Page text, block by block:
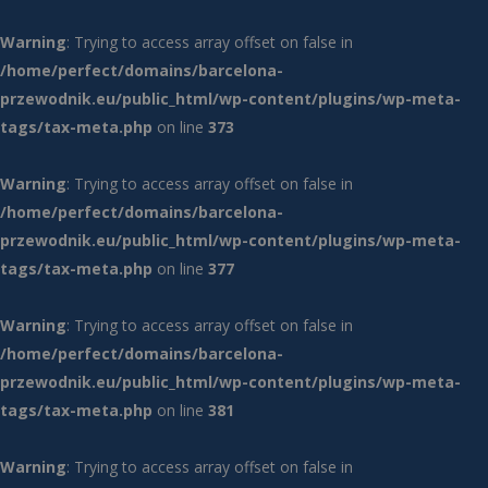
Warning: Trying to access array offset on false in
/home/perfect/domains/barcelona-
przewodnik.eu/public_html/wp-content/plugins/wp-meta-
tags/tax-meta.php on line 373
Warning: Trying to access array offset on false in
/home/perfect/domains/barcelona-
przewodnik.eu/public_html/wp-content/plugins/wp-meta-
tags/tax-meta.php on line 377
Warning: Trying to access array offset on false in
/home/perfect/domains/barcelona-
przewodnik.eu/public_html/wp-content/plugins/wp-meta-
tags/tax-meta.php on line 381
Warning: Trying to access array offset on false in